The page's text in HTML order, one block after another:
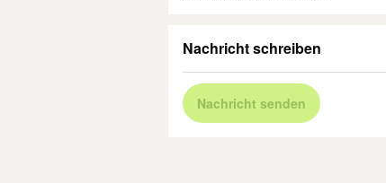
Nachricht schreiben
Nachricht senden